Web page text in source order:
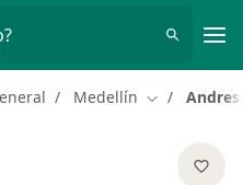
Medellín Cambiar de
Andres